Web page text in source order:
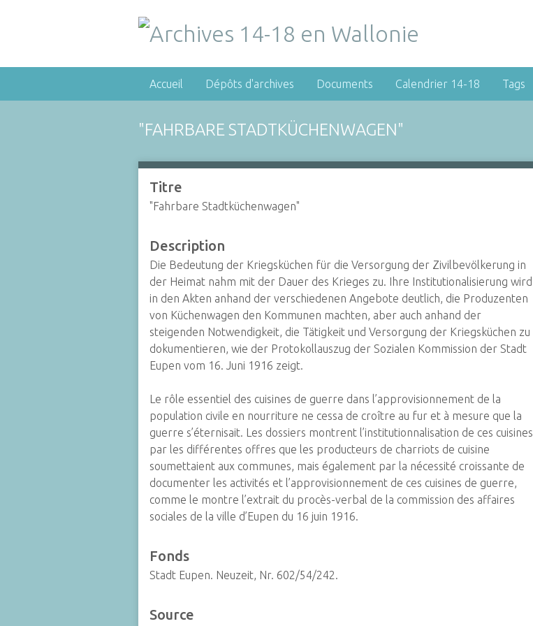
Accueil Dépôts d'archives Documents Calendrier 14-18 Tags
"FAHRBARE STADTKÜCHENWAGEN"
Titre
"Fahrbare Stadtküchenwagen"
Description
Die Bedeutung der Kriegsküchen für die Versorgung der Zivilbevölkerung in
der Heimat nahm mit der Dauer des Krieges zu. Ihre Institutionalisierung wird
in den Akten anhand der verschiedenen Angebote deutlich, die Produzenten
von Küchenwagen den Kommunen machten, aber auch anhand der
steigenden Notwendigkeit, die Tätigkeit und Versorgung der Kriegsküchen zu
dokumentieren, wie der Protokollauszug der Sozialen Kommission der Stadt
Eupen vom 16. Juni 1916 zeigt.
Le rôle essentiel des cuisines de guerre dans l’approvisionnement de la
population civile en nourriture ne cessa de croître au fur et à mesure que la
guerre s’éternisait. Les dossiers montrent l’institutionnalisation de ces cuisines
par les différentes offres que les producteurs de charriots de cuisine
soumettaient aux communes, mais également par la nécessité croissante de
documenter les activités et l’approvisionnement de ces cuisines de guerre,
comme le montre l’extrait du procès-verbal de la commission des affaires
sociales de la ville d’Eupen du 16 juin 1916.
Fonds
Stadt Eupen. Neuzeit, Nr. 602/54/242.
Source